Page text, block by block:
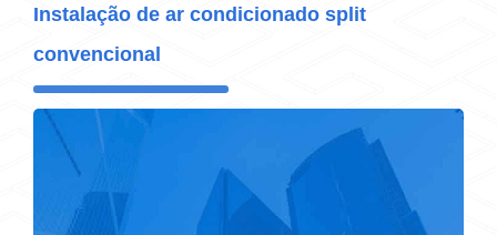
Instalação de ar condicionado split
convencional